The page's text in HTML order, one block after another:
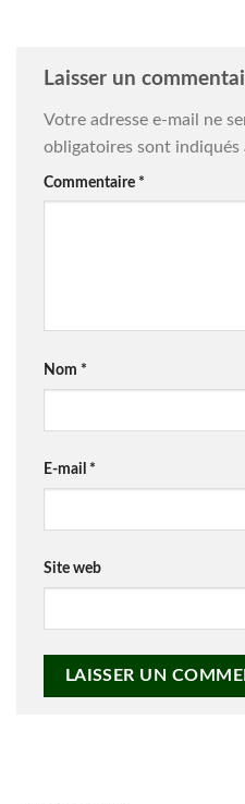
Laisser un
Votre adresse e-mail ne
obligatoires sont indiqués
Commentaire *
Nom *
E-mail *
Site web